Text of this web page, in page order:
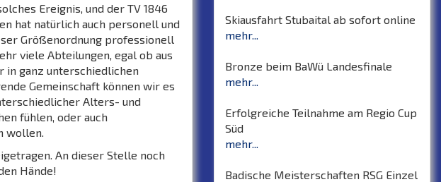
Ereignis, und der TV 1846
hat natürlich auch personell und
Größenordnung professionell
viele Abteilungen, egal ob aus
ganz unterschiedlichen
Gemeinschaft können wir es
Alters- und
fühlen, oder auch
wollen.
An dieser Stelle noch
Hände!
Skiausfahrt Stubaital ab sofort online
mehr...
Bronze beim BaWü Landesfinale
mehr...
Erfolgreiche Teilnahme am Regio Cup
Süd
mehr...
Badische Meisterschaften RSG Einzel